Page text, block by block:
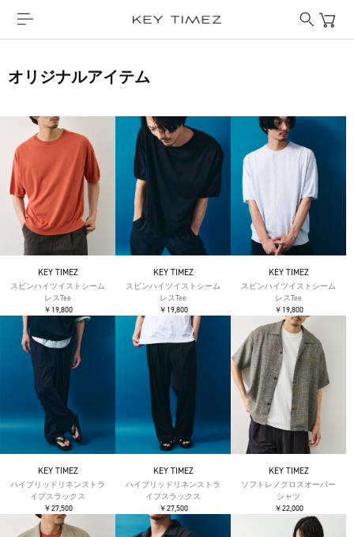
オリジナルアイテム
KEY TIMEZ
スビンハイツイストシーム
レスTee
￥19,800
KEY TIMEZ
スビンハイツイストシーム
レスTee
￥19,800
KEY TIMEZ
スビンハイツイストシーム
レスTee
￥19,800
KEY TIMEZ
ハイブリッドリネンストラ
イプスラックス
￥27,500
KEY TIMEZ
ハイブリッドリネンストラ
イプスラックス
￥27,500
KEY TIMEZ
ソフトレノクロスオーバー
シャツ
￥22,000